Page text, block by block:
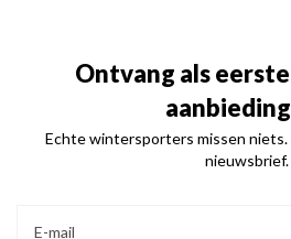
Ontvang als
Echte wintersporters missen niets.
nieuwsbrief.